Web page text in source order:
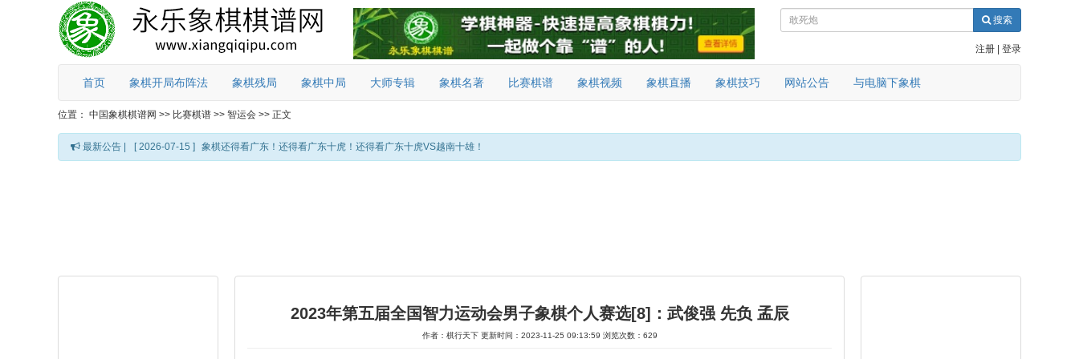
搜索
注册 登录
首页 象棋开局布阵法 象棋残局 象棋中局 大师专辑 象棋名著 比赛棋谱 象棋视频 象棋直播 象棋技巧 网站公告 与电脑下象棋
位置： 中国象棋棋谱网 >> 比赛棋谱 >> 智运会 >> 正文
最新公告 | [ 2026-07-15 ] 象棋还得看广东！还得看广东十虎！还得看广东十虎VS越南十雄！
2023年第五届全国智力运动会男子象棋个人赛选[8]：武俊强 先负 孟辰
作者：棋行天下 更新时间：2023-11-25 09:13:59 浏览次数：629